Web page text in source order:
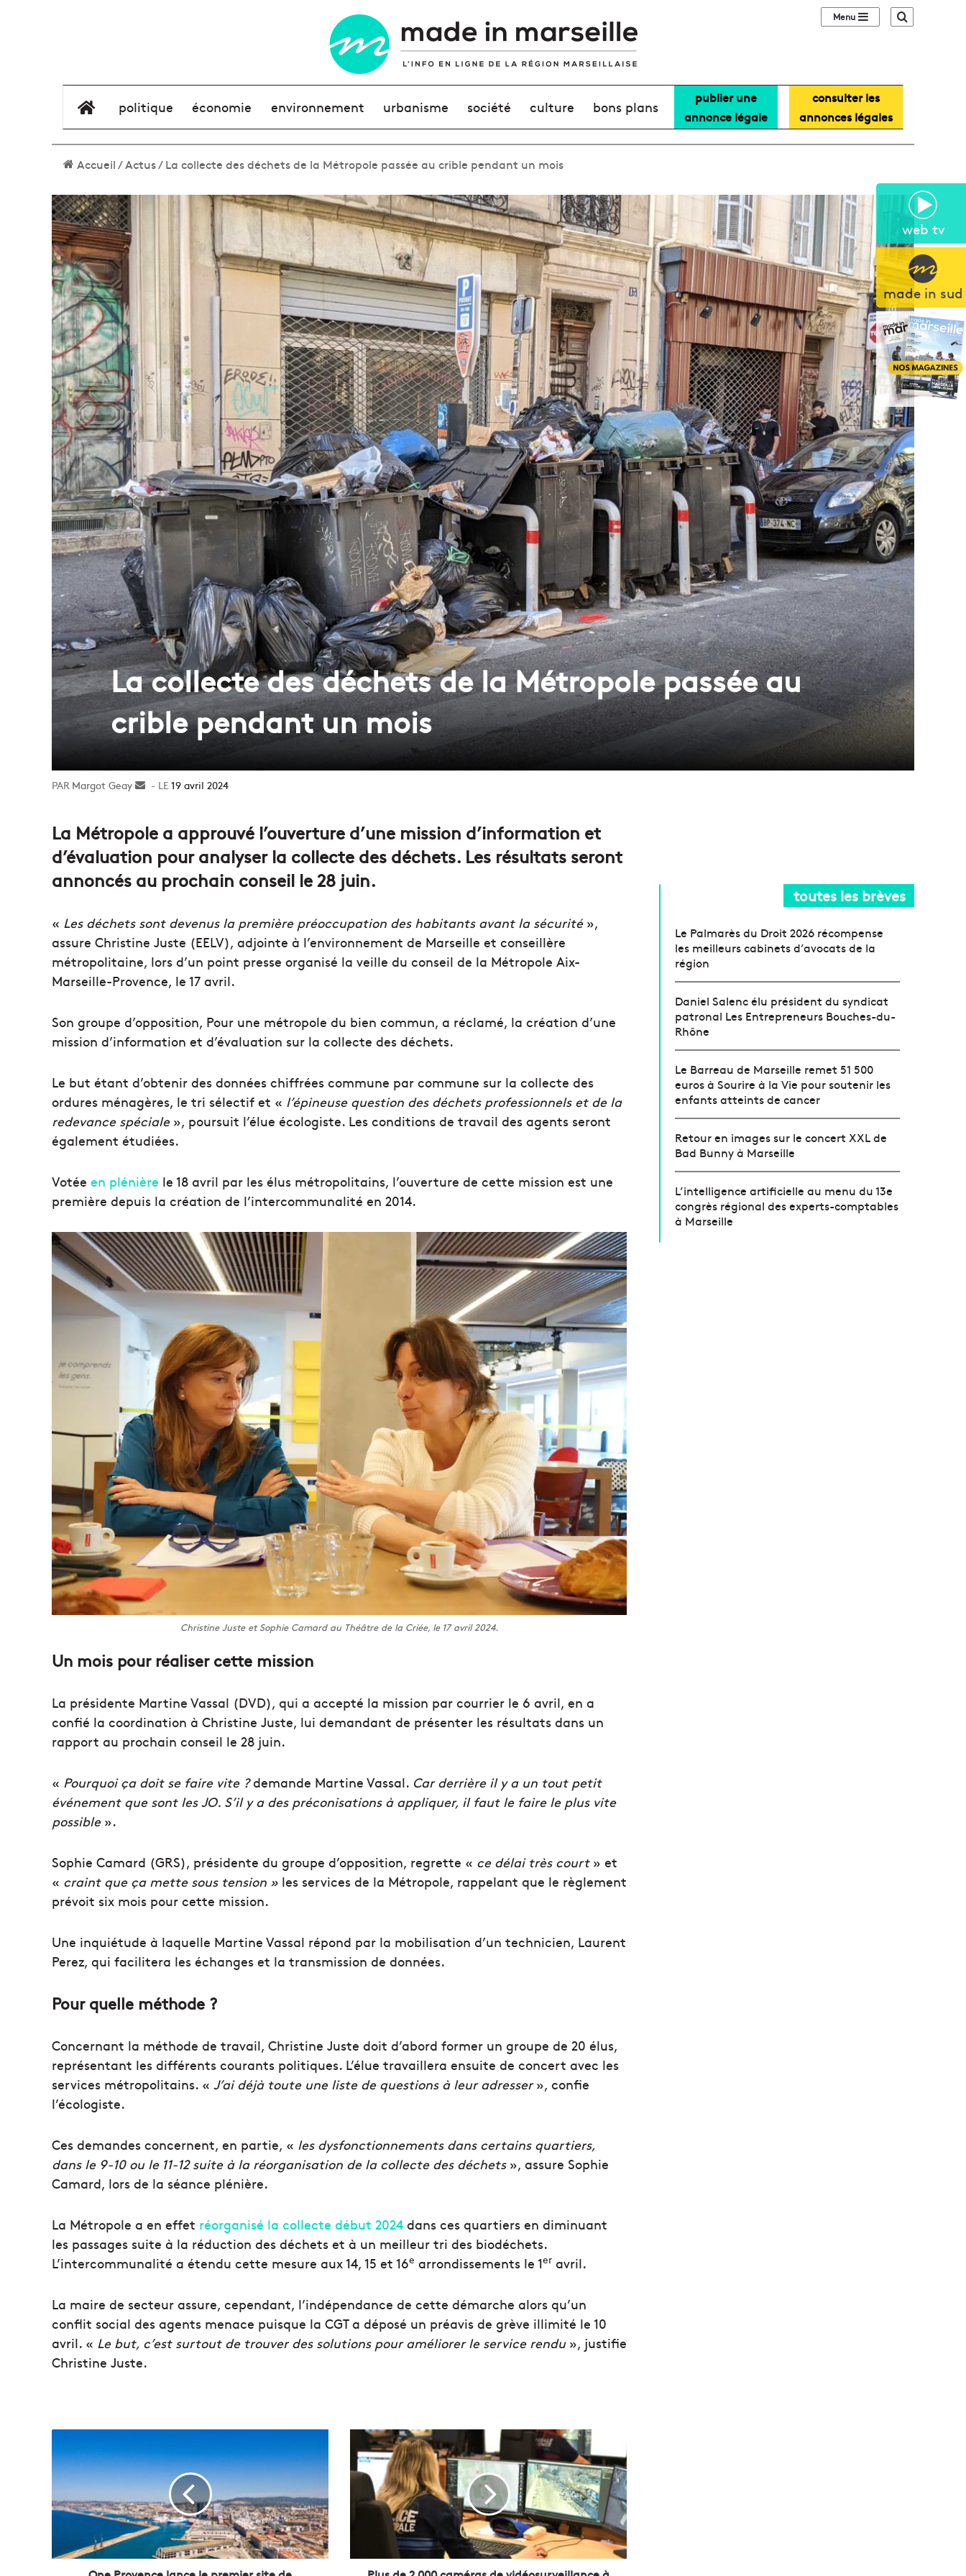
web tv
made in sud
Sidebar (barre
élément de menu
politique économie environnement urbanisme société culture bons plans
publier une
annonce légale
consulter les
annonces légales
Accueil/Actus/La collecte des déchets de la Métropole passée au crible pendant un mois
La collecte des déchets de la Métropole passée au
crible pendant un mois
Margot Geay
Envoyer19 avril 2024
La Métropole a approuvé l’ouverture d’une mission d’information et
d’évaluation pour analyser la collecte des déchets. Les résultats seront
annoncés au prochain conseil le 28 juin.
« Les déchets sont devenus la première préoccupation des habitants avant la sécurité»,
assure Christine Juste (EELV), adjointe à l’environnement de Marseille et conseillère
métropolitaine, lors d’un point presse organisé la veille du conseil de la Métropole Aix-
Marseille-Provence, le 17 avril.
Son groupe d’opposition, Pour une métropole du bien commun, a réclamé, la création d’une
mission d’information et d’évaluation sur la collecte des déchets.
Le but étant d’obtenir des données chiffrées commune par commune sur la collecte des
ordures ménagères, le tri sélectif et « l’épineuse question des déchets professionnels et de la
redevance spéciale», poursuit l’élue écologiste. Les conditions de travail des agents seront
également étudiées.
Votée en plénière le 18 avril par les élus métropolitains, l’ouverture de cette mission est une
première depuis la création de l’intercommunalité en 2014.
Christine Juste et Sophie Camard au Théâtre de la Criée, le 17 avril 2024.
Un mois pour réaliser cette mission
La présidente Martine Vassal (DVD), qui a accepté la mission par courrier le 6 avril, en a
confié la coordination à Christine Juste, lui demandant de présenter les résultats dans un
rapport au prochain conseil le 28 juin.
« Pourquoi ça doit se faire vite ?demande Martine Vassal. Car derrière il y a un tout petit
événement que sont les JO. S’il y a des préconisations à appliquer, il faut le faire le plus vite
possible ».
Sophie Camard (GRS), présidente du groupe d’opposition, regrette « ce délai très court » et
« craint que ça mette sous tension » les services de la Métropole, rappelant que le règlement
prévoit six mois pour cette mission.
Une inquiétude à laquelle Martine Vassal répond par la mobilisation d’un technicien, Laurent
Perez, qui facilitera les échanges et la transmission de données.
Pour quelle méthode ?
Concernant la méthode de travail, Christine Juste doit d’abord former un groupe de 20 élus,
représentant les différents courants politiques. L’élue travaillera ensuite de concert avec les
services métropolitains. « J’ai déjà toute une liste de questions à leur adresser», confie
l’écologiste.
Ces demandes concernent, en partie, « les dysfonctionnements dans certains quartiers,
dans le 9-10 ou le 11-12 suite à la réorganisation de la collecte des déchets», assure Sophie
Camard, lors de la séance plénière.
La Métropole a en effet réorganisé la collecte début 2024 dans ces quartiers en diminuant
les passages suite à la réduction des déchets et à un meilleur tri des biodéchets.
L’intercommunalité a étendu cette mesure aux 14, 15 et 16e arrondissements le 1er avril.
La maire de secteur assure, cependant, l’indépendance de cette démarche alors qu’un
conflit social des agents menace puisque la CGT a déposé un préavis de grève illimité le 10
avril. « Le but, c’est surtout de trouver des solutions pour améliorer le service rendu», justifie
Christine Juste.
n
e
P
r
o
n
u
s
0
toutes les brèves
Le Palmarès du Droit 2026 récompense
les meilleurs cabinets d’avocats de la
région
Daniel Salenc élu président du syndicat
patronal Les Entrepreneurs Bouches-du-
Rhône
Le Barreau de Marseille remet 51 500
euros à Sourire à la Vie pour soutenir les
enfants atteints de cancer
Retour en images sur le concert XXL de
Bad Bunny à Marseille
L’intelligence artificielle au menu du 13e
congrès régional des experts-comptables
à Marseille